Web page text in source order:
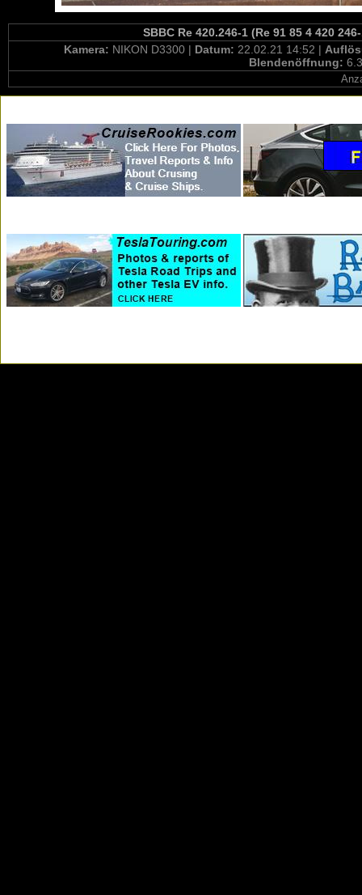
SBBC Re 420.246-1 (Re 91 85 4 420
Kamera: NIKON D3300 | Datum: 22.02.21 14:52 |
Blendenöffnung: